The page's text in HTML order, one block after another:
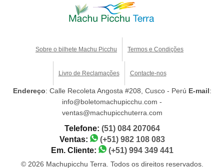
Sobre o bilhete Machu Picchu Termos e Condições
Livro de Reclamações Contacte-nos
Endereço: Calle Recoleta Angosta #208, Cusco - Perú E-mail:
info@boletomachupicchu.com -
ventas@machupicchuterra.com
Telefone: (51) 084 207064
Ventas:
(+51) 982 108 083
Em. Cliente:
(+51) 994 349 441
© 2026 Machupicchu Terra. Todos os direitos reservados.